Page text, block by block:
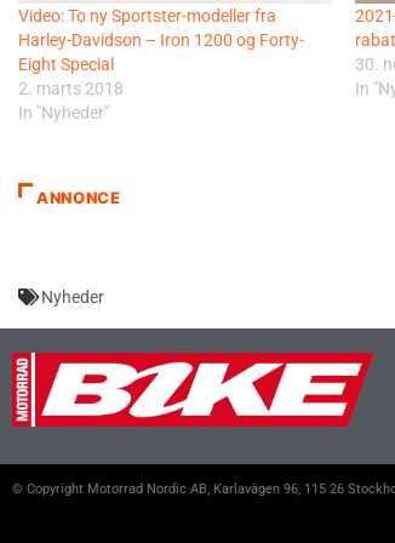
Video: To ny Sportster-modeller fra
Harley-Davidson – Iron 1200 og Forty-
Eight Special
2. marts 2018
In "Nyheder"
30.
In
ANNONCE
Nyheder
© Copyright Motorrad Nordic AB, Karlavägen 96, 115 26